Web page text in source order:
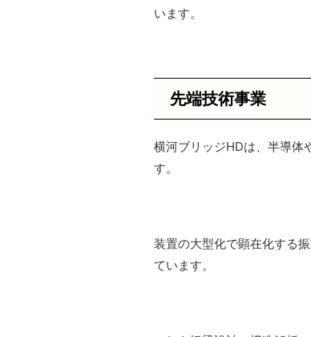
います。
先端技術事業
横河ブリッジHDは、半導体
す。
装置の大型化で顕在化する
ています。